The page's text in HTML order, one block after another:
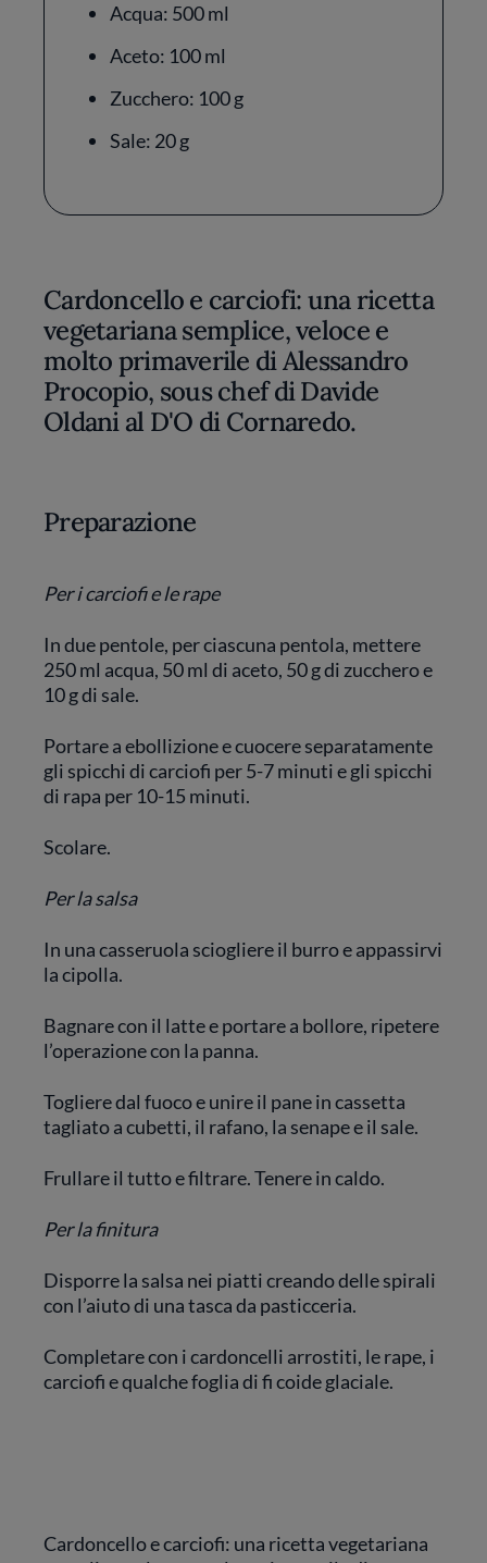
Acqua: 500 ml
Aceto: 100 ml
Zucchero: 100 g
Sale: 20 g
Cardoncello e carciofi: una ricetta
vegetariana semplice, veloce e
molto primaverile di Alessandro
Procopio, sous chef di Davide
Oldani al D'O di Cornaredo.
Preparazione
Per i carciofi e le rape
In due pentole, per ciascuna pentola, mettere
250 ml acqua, 50 ml di aceto, 50 g di zucchero e
10 g di sale.
Portare a ebollizione e cuocere separatamente
gli spicchi di carciofi per 5-7 minuti e gli spicchi
di rapa per 10-15 minuti.
Scolare.
Per la salsa
In una casseruola sciogliere il burro e appassirvi
la cipolla.
Bagnare con il latte e portare a bollore, ripetere
l’operazione con la panna.
Togliere dal fuoco e unire il pane in cassetta
tagliato a cubetti, il rafano, la senape e il sale.
Frullare il tutto e filtrare. Tenere in caldo.
Per la finitura
Disporre la salsa nei piatti creando delle spirali
con l’aiuto di una tasca da pasticceria.
Completare con i cardoncelli arrostiti, le rape, i
carciofi e qualche foglia di fi coide glaciale.
Cardoncello e carciofi: una ricetta vegetariana